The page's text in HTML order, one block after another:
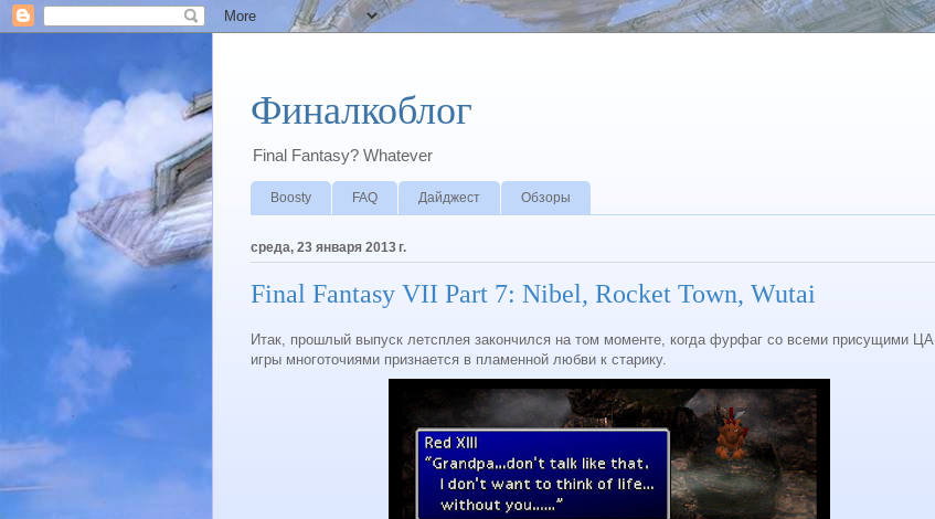
Финалкоблог
Final Fantasy? Whatever
Boosty FAQ Дайджест Обзоры
среда, 23 января 2013 г.
Final Fantasy VII Part 7: Nibel, Rocket Town, Wutai
Итак, прошлый выпуск летсплея закончился на том моменте, когда фурфаг со всеми присущими ЦА
игры многоточиями признается в пламенной любви к старику.